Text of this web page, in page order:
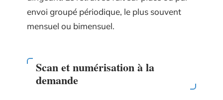
envoi groupé périodique, le plus souvent
mensuel ou bimensuel.
Scan et numérisation à la
demande